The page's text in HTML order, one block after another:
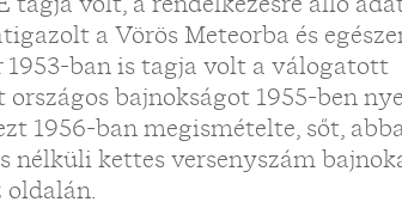
a Vörös Meteorba és
1953-ban is tagja volt a válogatott
bajnokságot 1955-ben
1956-ban megismételte, sőt,
nélküli kettes versenyszám
oldalán.